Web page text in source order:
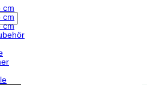
cm
cm
cm